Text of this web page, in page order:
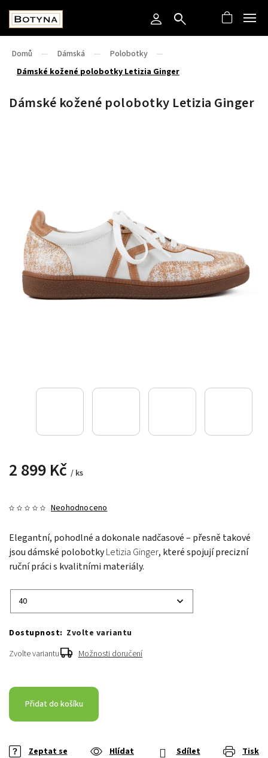
Domů / Dámská / Polobotky
/
Dámské kožené polobotky Letizia Ginger
Dámské kožené polobotky Letizia Ginger
2 899 Kč / ks
Neohodnoceno
Elegantní, pohodlné a dokonale nadčasové – přesně takové
jsou dámské polobotkyLetizia Ginger, které spojují precizní
ruční práci s kvalitními materiály.
Zvolte variantu
Zvolte variantu
Možnosti doručení
Přidat do košíku
Tisk
Zeptat se Hlídat Sdílet